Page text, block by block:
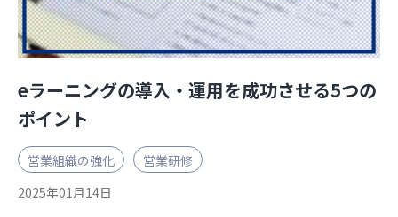
eラーニングの導入・運用を成功させる5つの
ポイント
営業組織の強化
営業研修
2025年01月14日